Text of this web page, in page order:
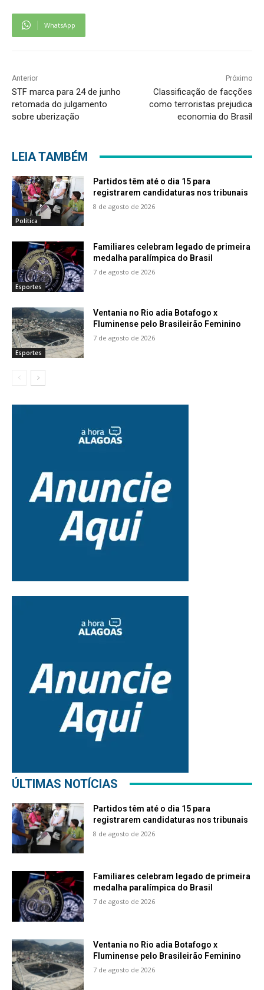
WhatsApp
Anterior
STF marca para 24 de junho
retomada do julgamento
sobre uberização
Próximo
Classificação de facções
como terroristas prejudica
economia do Brasil
LEIA TAMBÉM
Política
Partidos têm até o dia 15 para
registrarem candidaturas nos tribunais
8 de agosto de 2026
Esportes
Familiares celebram legado de primeira
medalha paralímpica do Brasil
7 de agosto de 2026
Esportes
Ventania no Rio adia Botafogo x
Fluminense pelo Brasileirão Feminino
7 de agosto de 2026
ÚLTIMAS NOTÍCIAS
Partidos têm até o dia 15 para
registrarem candidaturas nos tribunais
8 de agosto de 2026
Familiares celebram legado de primeira
medalha paralímpica do Brasil
7 de agosto de 2026
Ventania no Rio adia Botafogo x
Fluminense pelo Brasileirão Feminino
7 de agosto de 2026